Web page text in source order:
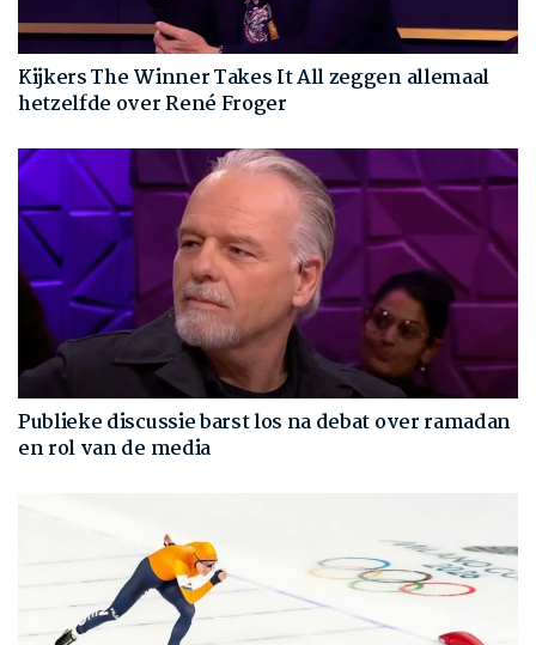
Kijkers The Winner Takes It All zeggen allemaal
hetzelfde over René Froger
Publieke discussie barst los na debat over ramadan
en rol van de media